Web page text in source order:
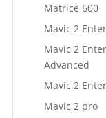
Matrice 600
Mavic 2
Mavic 2
Advanced
Mavic 2
Mavic 2 pro